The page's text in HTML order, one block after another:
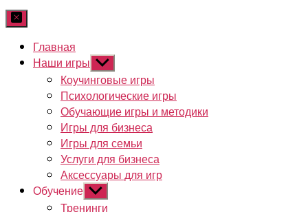
Главная
Наши игры Показывать
подменю
Коучинговые игры
Психологические игры
Обучающие игры и методики
Игры для бизнеса
Игры для семьи
Услуги для бизнеса
Аксессуары для игр
Обучение Показывать
подменю
Тренинги